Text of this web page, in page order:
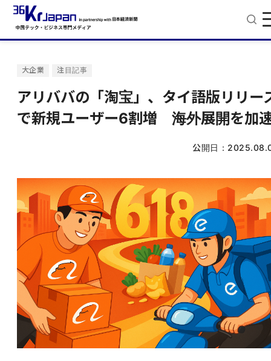
大企業 注目記事
アリババの「淘宝」、タイ語版リリー
で新規ユーザー6割増 海外展開を加
公開日：